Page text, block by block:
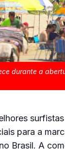
durante a
para a
Brasil. A